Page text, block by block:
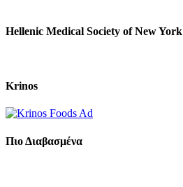
Hellenic Medical Society of New York
Krinos
Πιο Διαβασμένα